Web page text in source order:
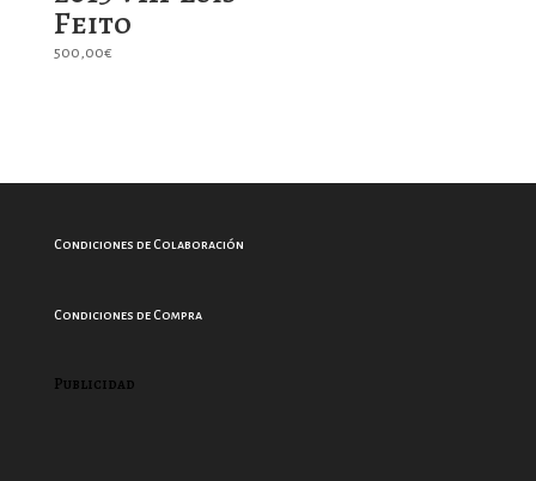
Feito
500,00€
Condiciones de Colaboración
Condiciones de Compra
Publicidad